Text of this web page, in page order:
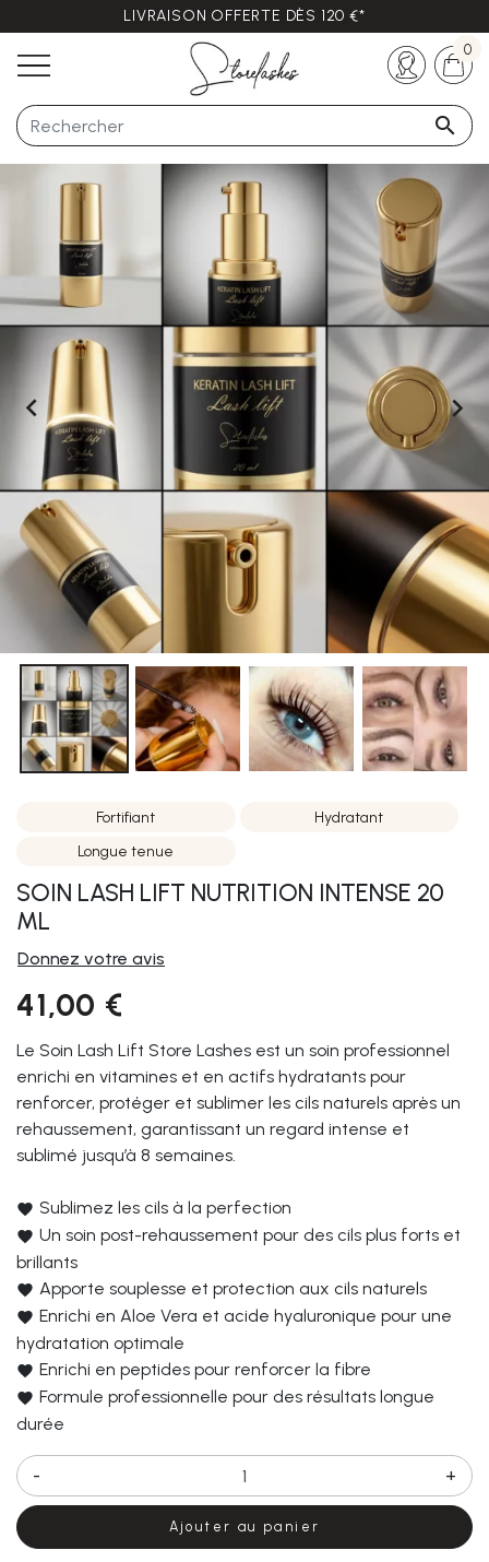
LIVRAISON OFFERTE DÈS 120 €*
Des questions ?
+33 (0)5 57 21 62 94

0
 
Fortifiant
Hydratant
Longue tenue
SOIN LASH LIFT NUTRITION INTENSE 20
ML
Donnez votre avis
41,00 €
Le Soin Lash Lift Store Lashes est un soin professionnel
enrichi en vitamines et en actifs hydratants pour
renforcer, protéger et sublimer les cils naturels après un
rehaussement, garantissant un regard intense et
sublimé jusqu’à 8 semaines.
Sublimez les cils à la perfection
Un soin post-rehaussement pour des cils plus forts et
brillants
Apporte souplesse et protection aux cils naturels
Enrichi en Aloe Vera et acide hyaluronique pour une
hydratation optimale
Enrichi en peptides pour renforcer la fibre
Formule professionnelle pour des résultats longue
durée
- +
Ajouter au panier